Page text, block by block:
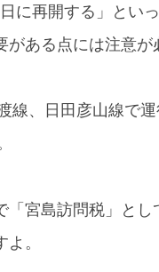
に再開する」とい
ある点には注意が
線、日田彦山線で
宮島訪問税」とし
。